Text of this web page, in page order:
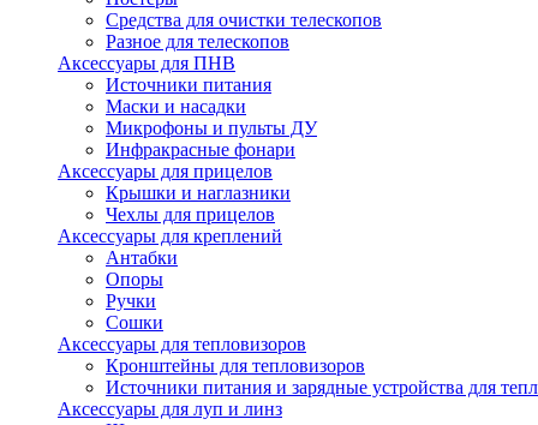
Средства для очистки телескопов
Разное для телескопов
Аксессуары для ПНВ
Источники питания
Маски и насадки
Микрофоны и пульты ДУ
Инфракрасные фонари
Аксессуары для прицелов
Крышки и наглазники
Чехлы для прицелов
Аксессуары для креплений
Антабки
Опоры
Ручки
Сошки
Аксессуары для тепловизоров
Кронштейны для тепловизоров
Источники питания и зарядные устройства для
Аксессуары для луп и линз